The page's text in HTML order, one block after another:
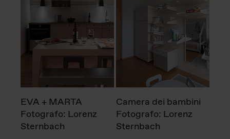
EVA + MARTA
Fotografo: Lorenz
Sternbach
Camera dei bambini
Fotografo: Lorenz
Sternbach